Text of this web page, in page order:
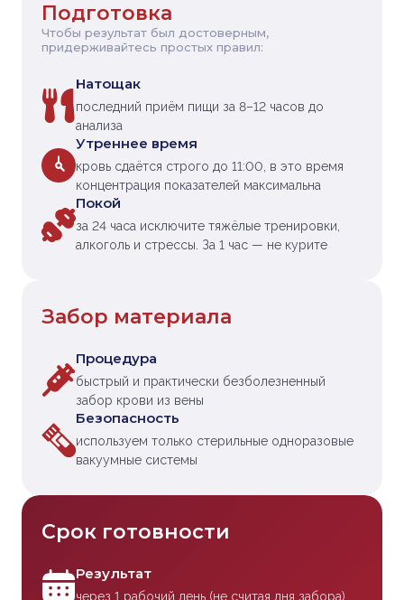
Подготовка
Чтобы результат был достоверным,
придерживайтесь простых правил:
Натощак
последний приём пищи за 8–12 часов до
анализа
Утреннее время
кровь сдаётся строго до 11:00, в это время
концентрация показателей максимальна
Покой
за 24 часа исключите тяжёлые тренировки,
алкоголь и стрессы. За 1 час — не курите
Забор материала
Процедура
быстрый и практически безболезненный
забор крови из вены
Безопасность
используем только стерильные одноразовые
вакуумные системы
Срок готовности
Результат
через 1 рабочий день (не считая дня забора)